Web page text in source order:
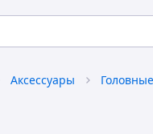
Аксессуары